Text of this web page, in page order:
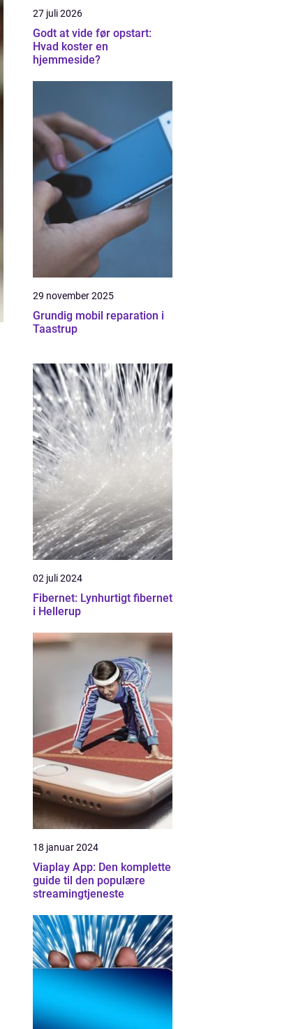
27 juli 2026
Godt at vide før opstart:
Hvad koster en
hjemmeside?
29 november 2025
Grundig mobil reparation i
Taastrup
02 juli 2024
Fibernet: Lynhurtigt fibernet
i Hellerup
18 januar 2024
Viaplay App: Den komplette
guide til den populære
streamingtjeneste